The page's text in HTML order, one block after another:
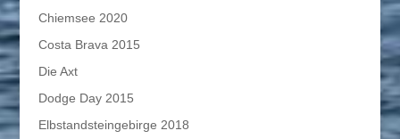
Chiemsee 2020
Costa Brava 2015
Die Axt
Dodge Day 2015
Elbstandsteingebirge 2018